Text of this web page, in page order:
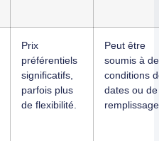
Prix
préférentiels
significatifs,
parfois plus
de flexibilité.
Peut être
soumis à
conditions
dates ou de